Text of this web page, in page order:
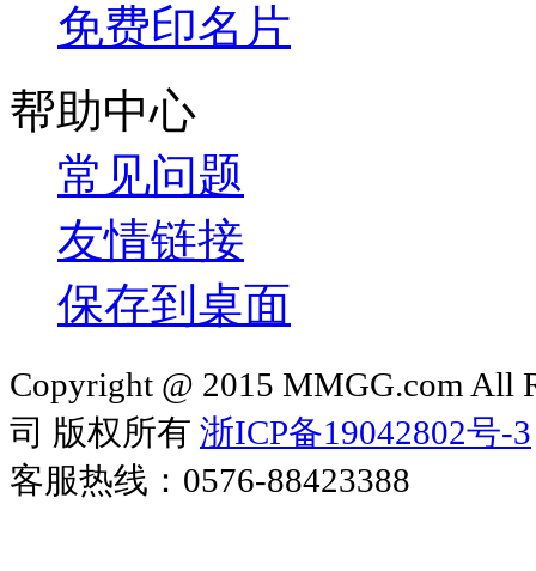
免费印名片
帮助中心
常见问题
友情链接
保存到桌面
Copyright @ 2015 MMGG.com All
司 版权所有 浙ICP备19042802号-3
客服热线：0576-88423388